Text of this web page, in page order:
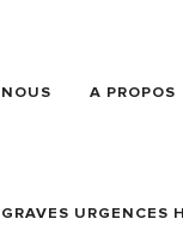
A PROPOS
URGENCES